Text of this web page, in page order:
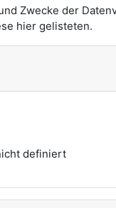
Zwecke der
hier gelisteten.
definiert